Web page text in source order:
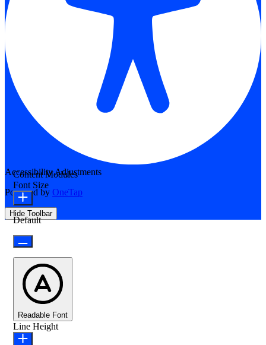
Accessibility Adjustments
Powered by OneTap
Hide Toolbar
Content Modules
Font Size
Default
Readable Font
Line Height